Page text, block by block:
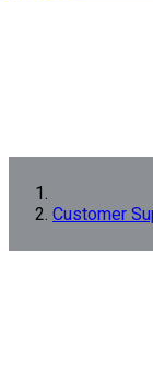
Customer